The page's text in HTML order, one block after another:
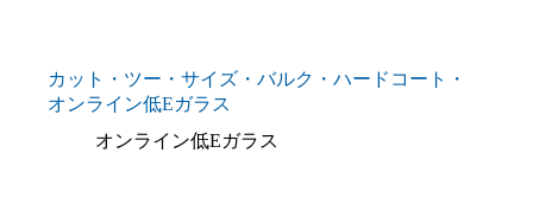
カット・ツー・サイズ・バルク・ハードコート・
オンライン低Eガラス
オンライン低Eガラス